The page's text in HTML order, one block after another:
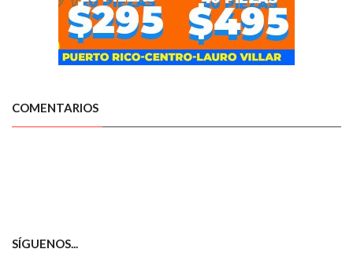
COMENTARIOS
SÍGUENOS...